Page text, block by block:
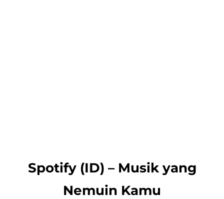
Spotify (ID) – Musik yang
Nemuin Kamu